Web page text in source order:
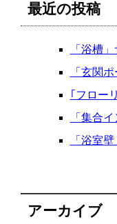
最近の投稿
「浴槽
「玄関
｢フロー
「集合
「浴室
アーカイブ